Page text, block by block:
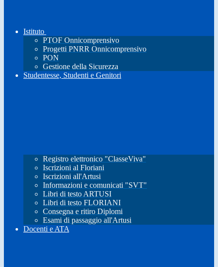
Istituto
PTOF Onnicomprensivo
Progetti PNRR Onnicomprensivo
PON
Gestione della Sicurezza
Studentesse, Studenti e Genitori
Registro elettronico "ClasseViva"
Iscrizioni al Floriani
Iscrizioni all'Artusi
Informazioni e comunicati "SVT"
Libri di testo ARTUSI
Libri di testo FLORIANI
Consegna e ritiro Diplomi
Esami di passaggio all'Artusi
Docenti e ATA